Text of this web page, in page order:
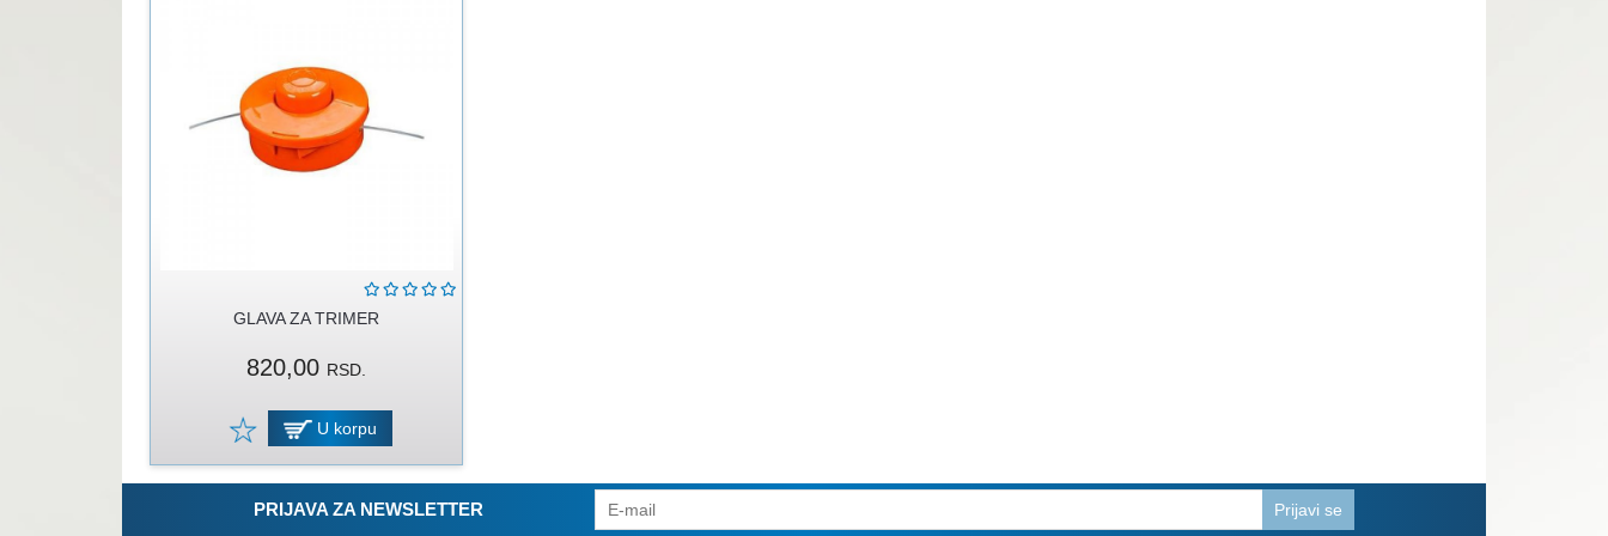
GLAVA ZA TRIMER
820,00 RSD.
U korpu
PRIJAVA ZA NEWSLETTER Prijavi se